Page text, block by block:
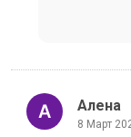
Алена
8 Март